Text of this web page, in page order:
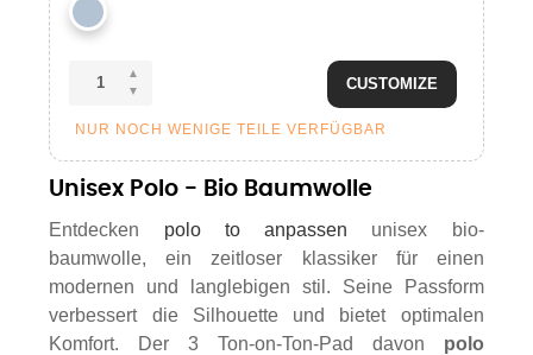
CUSTOMIZE
NUR NOCH WENIGE TEILE VERFÜGBAR
Unisex Polo - Bio Baumwolle
Entdecken polo to anpassen unisex bio-
baumwolle, ein zeitloser klassiker für einen
modernen und langlebigen stil. Seine Passform
verbessert die Silhouette und bietet optimalen
Komfort. Der 3 Ton-on-Ton-Pad davon polo